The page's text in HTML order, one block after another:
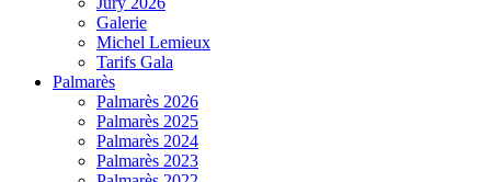
Galerie
Michel Lemieux
Tarifs Gala
Palmarès
Palmarès 2026
Palmarès 2025
Palmarès 2024
Palmarès 2023